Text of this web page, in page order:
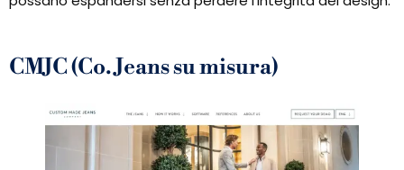
CMJC (Co. Jeans su misura)